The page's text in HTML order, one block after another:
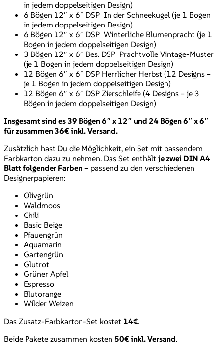
in jedem doppelseitigen Design)
6 Bögen 12″ x 6″ DSP In der Schneekugel (je 1 Bogen
in jedem doppelseitigen Design)
6 Bögen 12″ x 6″ DSP Winterliche Blumenpracht (je 1
Bogen in jedem doppelseitigen Design)
3 Bögen 12″ x 6″ Bes. DSP Prachtvolle Vintage-Muster
(je 1 Bogen in jedem doppelseitigen Design)
12 Bögen 6″ x 6″ DSP Herrlicher Herbst (12 Designs –
je 1 Bogen in jedem doppelseitigen Design)
12 Bögen 6″ x 6″ DSP Zierschleife (4 Designs – je 3
Bögen in jedem doppelseitigen Design)
Insgesamt sind es 39 Bögen 6″ x 12″ und 24 Bögen 6″ x 6″
für zusammen 36€ inkl. Versand.
Zusätzlich hast Du die Möglichkeit, ein Set mit passendem
Farbkarton dazu zu nehmen. Das Set enthält je zwei DIN A4
Blatt folgender Farben – passend zu den verschiedenen
Designerpapieren:
Olivgrün
Waldmoos
Chili
Basic Beige
Pfauengrün
Aquamarin
Gartengrün
Glutrot
Grüner Apfel
Espresso
Blutorange
Wilder Weizen
Das Zusatz-Farbkarton-Set kostet 14€.
Beide Pakete zusammen kosten 50€ inkl. Versand.